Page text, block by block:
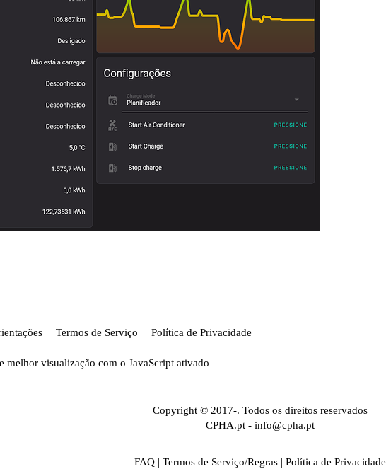
Termos de Serviço Política de Privacidade
melhor visualização com o JavaScript ativado
Copyright © 2017-. Todos os direitos reservados
CPHA.pt - info@cpha.pt
FAQ | Termos de Serviço/Regras | Política de Privacidade